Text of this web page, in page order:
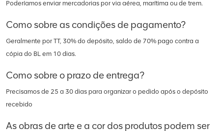
Poderíamos enviar mercadorias por via aérea, marítima ou de trem.
Como sobre as condições de pagamento?
Geralmente por TT, 30% do depósito, saldo de 70% pago contra a
cópia do BL em 10 dias.
Como sobre o prazo de entrega?
Precisamos de 25 a 30 dias para organizar o pedido após o depósito
recebido
As obras de arte e a cor dos produtos podem ser